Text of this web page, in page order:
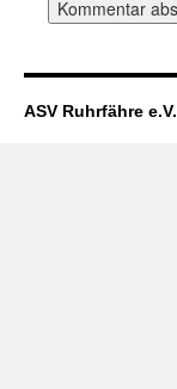
ASV Ruhrfähre e.V.